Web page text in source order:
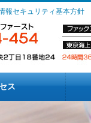
報セキュリティ基本方針
ス